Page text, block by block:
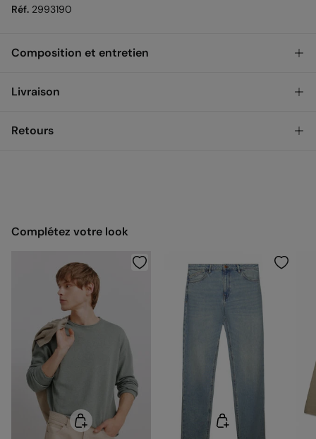
Réf. 2993190
Composition et entretien
Composition
Livraison
Retours
Complétez votre look